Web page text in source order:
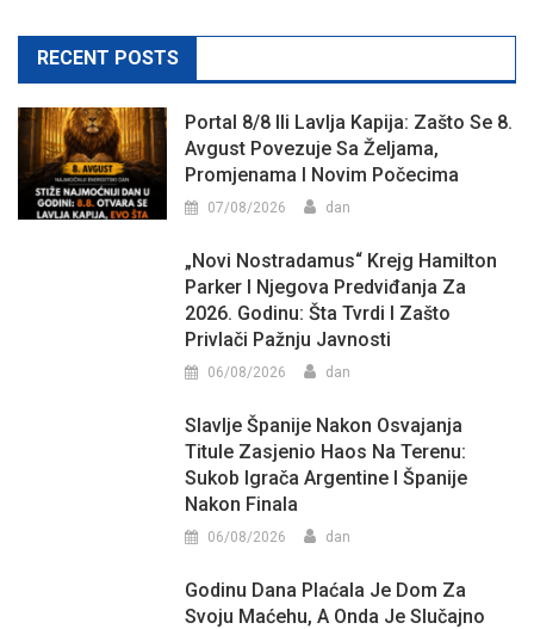
RECENT POSTS
Portal 8/8 Ili Lavlja Kapija: Zašto Se 8.
Avgust Povezuje Sa Željama,
Promjenama I Novim Počecima
07/08/2026 dan
„Novi Nostradamus“ Krejg Hamilton
Parker I Njegova Predviđanja Za
2026. Godinu: Šta Tvrdi I Zašto
Privlači Pažnju Javnosti
06/08/2026 dan
Slavlje Španije Nakon Osvajanja
Titule Zasjenio Haos Na Terenu:
Sukob Igrača Argentine I Španije
Nakon Finala
06/08/2026 dan
Godinu Dana Plaćala Je Dom Za
Svoju Maćehu, A Onda Je Slučajno